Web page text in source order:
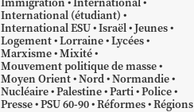
International (étudiant)
International ESU Israël Jeunes
Logement Lorraine Lycées
Marxisme Mixité
Mouvement politique de masse
Moyen Orient Nord Normandie
Nucléaire Palestine Parti Police
Presse PSU 60-90 Réformes Régions